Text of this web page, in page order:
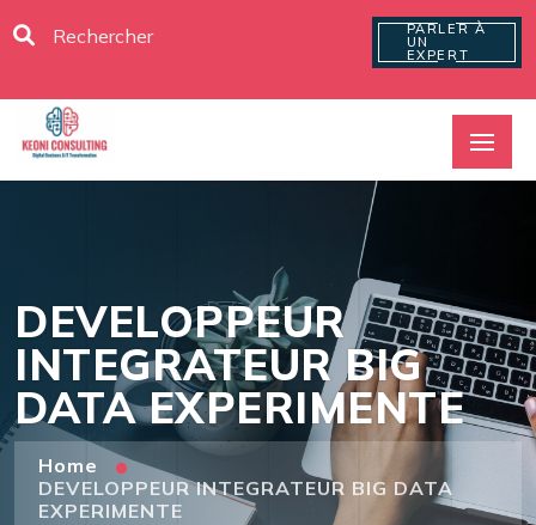
PARLER À
UN
EXPERT
DEVELOPPEUR
INTEGRATEUR BIG
DATA EXPERIMENTE
Home
DEVELOPPEUR INTEGRATEUR BIG DATA
EXPERIMENTE